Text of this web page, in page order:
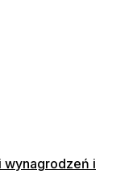
wynagrodzeń i